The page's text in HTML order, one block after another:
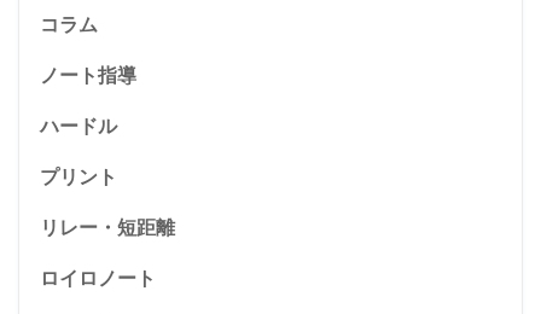
コラム
ノート指導
ハードル
プリント
リレー・短距離
ロイロノート